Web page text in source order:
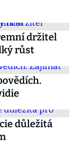
držitel
růst
důležitá